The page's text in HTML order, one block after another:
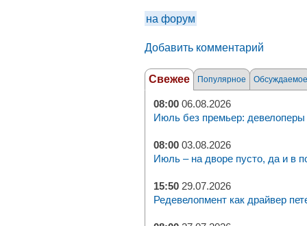
на форум
Добавить комментарий
Свежее Популярное Обсуждаемое
08:00 06.08.2026
Июль без премьер: девелоперы
08:00 03.08.2026
Июль – на дворе пусто, да и в
15:50 29.07.2026
Редевелопмент как драйвер